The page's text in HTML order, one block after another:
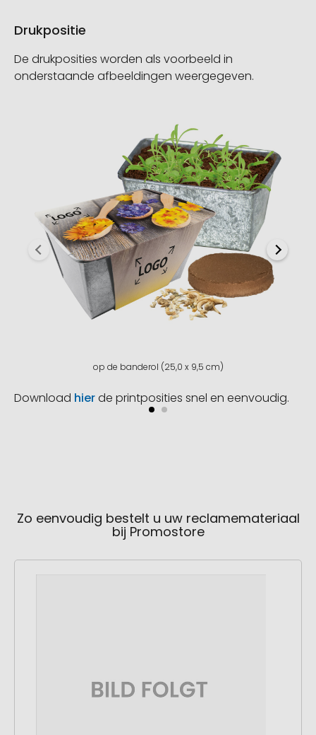
Drukpositie
De drukposities worden als voorbeeld in
onderstaande afbeeldingen weergegeven.
op de banderol (25,0 x 9,5 cm)
Download hierde printposities snel en eenvoudig.
Zo eenvoudig bestelt u uw reclamemateriaal
bij Promostore